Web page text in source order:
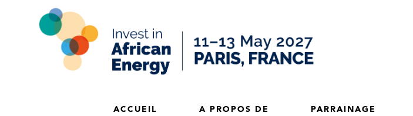
ACCUEIL A PROPOS DE PARRAINAGE